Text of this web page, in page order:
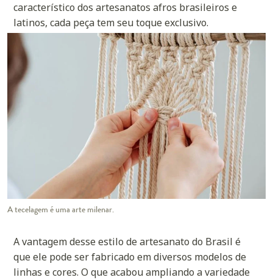
característico dos artesanatos afros brasileiros e
latinos, cada peça tem seu toque exclusivo.
A tecelagem é uma arte milenar.
A vantagem desse estilo de artesanato do Brasil é
que ele pode ser fabricado em diversos modelos de
linhas e cores. O que acabou ampliando a variedade